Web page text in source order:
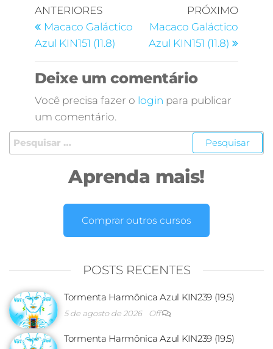
ANTERIORES
Macaco Galáctico
Azul KIN151 (11.8)
PRÓXIMO
Macaco Galáctico
Azul KIN151 (11.8)
Deixe um comentário
Você precisa fazer o login para publicar
um comentário.
Aprenda mais!
Comprar outros cursos
POSTS RECENTES
Tormenta Harmônica Azul KIN239 (19.5)
5 de agosto de 2026 Off
Tormenta Harmônica Azul KIN239 (19.5)